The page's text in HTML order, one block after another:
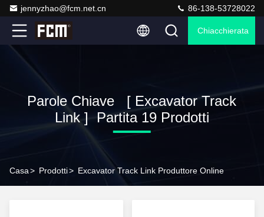
jennyzhao@fcm.net.cn 86-138-53728022
Chiacchierata
Parole Chiave [ Excavator Track
Link ] Partita 19 Prodotti
Casa> Prodotti> Excavator Track Link Produttore Online